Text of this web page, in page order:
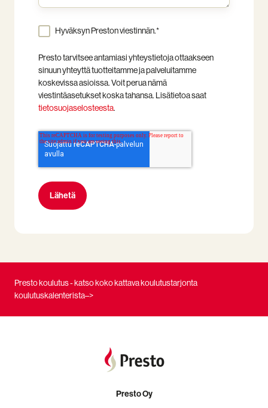
Hyväksyn Preston viestinnän.*
Presto tarvitsee antamiasi yhteystietoja ottaakseen
sinuun yhteyttä tuotteitamme ja palveluitamme
koskevissa asioissa. Voit perua nämä
viestintäasetukset koska tahansa. Lisätietoa saat
tietosuojaselosteesta.
Presto koulutus - katso koko kattava koulutustarjonta
koulutuskalenterista–>
Presto Oy